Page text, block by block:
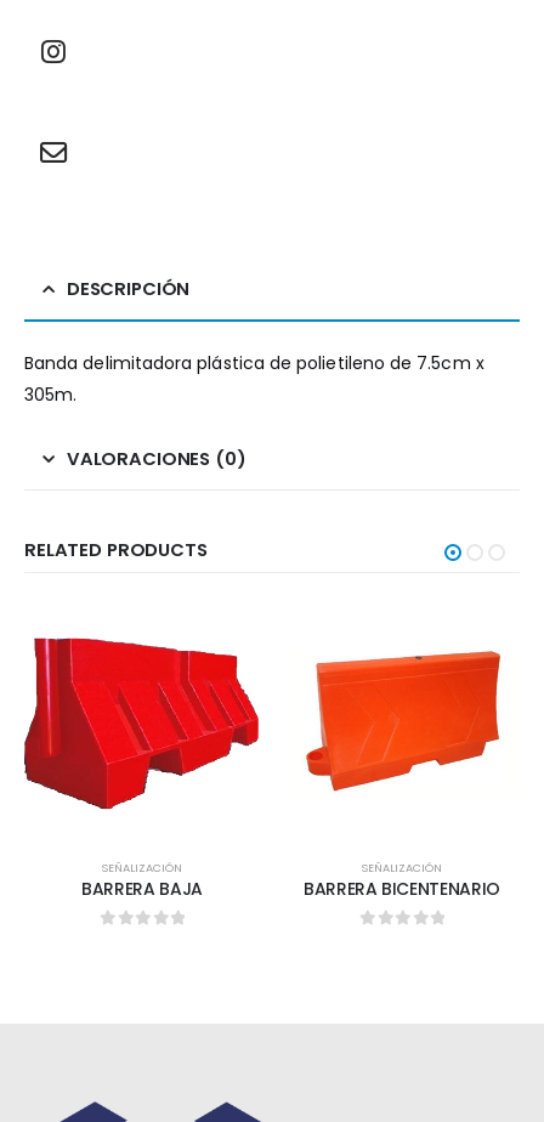
DESCRIPCIÓN
Banda delimitadora plástica de polietileno de 7.5cm x
305m.
VALORACIONES (0)
RELATED PRODUCTS
SEÑALIZACIÓN
BARRERA BAJA
SEÑALIZACIÓN
BARRERA BICENTENARIO